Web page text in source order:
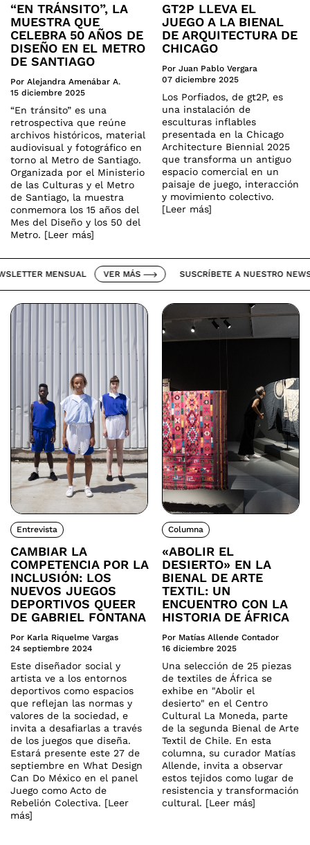
“EN TRÁNSITO”, LA
MUESTRA QUE
CELEBRA 50 AÑOS DE
DISEÑO EN EL METRO
DE SANTIAGO
Por Alejandra Amenábar A.
15 diciembre 2025
“En tránsito” es una
retrospectiva que reúne
archivos históricos, material
audiovisual y fotográfico en
torno al Metro de Santiago.
Organizada por el Ministerio
de las Culturas y el Metro
de Santiago, la muestra
conmemora los 15 años del
Mes del Diseño y los 50 del
Metro. [Leer más]
GT2P LLEVA EL
JUEGO A LA BIENAL
DE ARQUITECTURA DE
CHICAGO
Por Juan Pablo Vergara
07 diciembre 2025
Los Porfiados, de gt2P, es
una instalación de
esculturas inflables
presentada en la Chicago
Architecture Biennial 2025
que transforma un antiguo
espacio comercial en un
paisaje de juego, interacción
y movimiento colectivo.
[Leer más]
MENSUAL VER MÁS SUSCRÍBETE A NUESTRO
Entrevista
CAMBIAR LA
COMPETENCIA POR LA
INCLUSIÓN: LOS
NUEVOS JUEGOS
DEPORTIVOS QUEER
DE GABRIEL FONTANA
Por Karla Riquelme Vargas
24 septiembre 2024
Este diseñador social y
artista ve a los entornos
deportivos como espacios
que reflejan las normas y
valores de la sociedad, e
invita a desafiarlas a través
de los juegos que diseña.
Estará presente este 27 de
septiembre en What Design
Can Do México en el panel
Juego como Acto de
Rebelión Colectiva. [Leer
más]
Columna
«ABOLIR EL
DESIERTO» EN LA
BIENAL DE ARTE
TEXTIL: UN
ENCUENTRO CON LA
HISTORIA DE ÁFRICA
Por Matías Allende Contador
16 diciembre 2025
Una selección de 25 piezas
de textiles de África se
exhibe en "Abolir el
desierto" en el Centro
Cultural La Moneda, parte
de la segunda Bienal de Arte
Textil de Chile. En esta
columna, su curador Matías
Allende, invita a observar
estos tejidos como lugar de
resistencia y transformación
cultural. [Leer más]